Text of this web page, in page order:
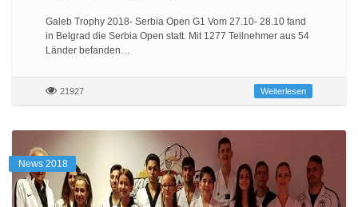
Galeb Trophy 2018- Serbia Open G1 Vom 27.10- 28.10 fand
in Belgrad die Serbia Open statt. Mit 1277 Teilnehmer aus 54
Länder befanden…
21927 Weiterlesen
News 2018